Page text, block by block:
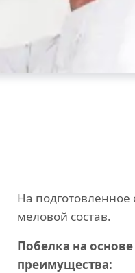
На подготовленное
меловой состав.
Побелка на
преимущества: